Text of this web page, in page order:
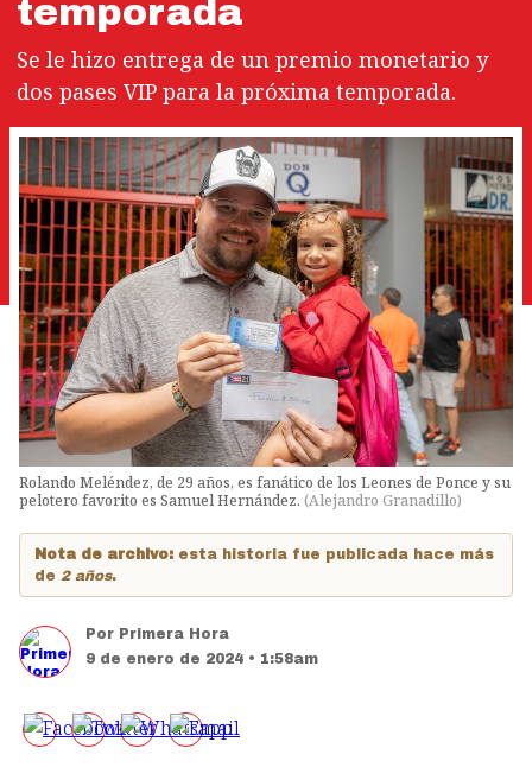
temporada
Se le hizo entrega de un premio monetario y
dos pases VIP para la próxima temporada.
Rolando Meléndez, de 29 años, es fanático de los Leones de Ponce y su
pelotero favorito es Samuel Hernández. (Alejandro Granadillo)
Nota de archivo: esta historia fue publicada hace más
de 2 años.
Por Primera Hora
9 de enero de 2024 • 1:58am